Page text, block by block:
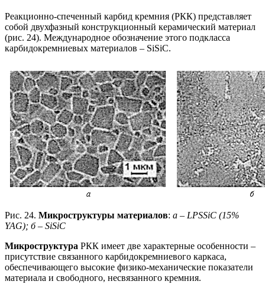
Реакционно-спеченный карбид кремния (РКК) представляет
собой двухфазный конструкционный керамический материал
(рис. 24). Международное обозначение этого подкласса
карбидокремниевых материалов – SiSiC.
Рис. 24. Микроструктуры материалов: a – LPSSiC (15%
YAG); б – SiSiC
Микроструктура РКК имеет две характерные особенности –
присутствие связанного карбидокремниевого каркаса,
обеспечивающего высокие физико-механические показатели
материала и свободного, несвязанного кремния.